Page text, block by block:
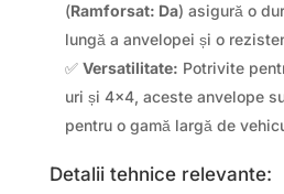
(Ramforsat: Da) asigură o
lungă a anvelopei și o
✅ Versatilitate: Potrivite
uri și 4×4, aceste anvelope
pentru o gamă largă de
Detalii tehnice relevante: